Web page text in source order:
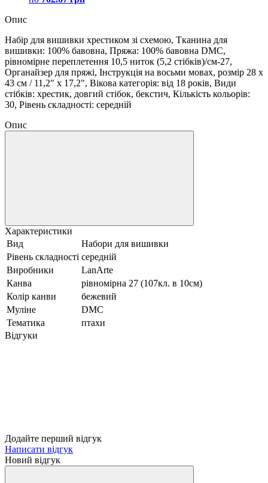
Опис
Набір для вишивки хрестиком зі схемою, Тканина для
вишивки: 100% бавовна, Пряжа: 100% бавовна DMC,
рівномірне переплетення 10,5 ниток (5,2 стібків)/см-27,
Органайзер для пряжі, Інструкція на восьми мовах, розмір 28 x
43 см / 11,2" x 17,2", Вікова категорія: від 18 років, Види
стібків: хрестик, довгий стібок, бекстич, Кількість кольорів:
30, Рівень складності: середній
Опис
Характеристики
Вид
Набори для вишивки
Рівень складності середній
Виробники
LanArte
Канва
рівномірна 27 (107кл. в 10см)
Колір канви
бежевий
Муліне
DMC
Тематика
птахи
Відгуки
Додайте перший відгук
Написати відгук
Новий відгук